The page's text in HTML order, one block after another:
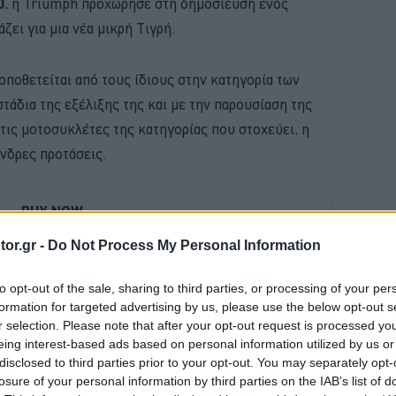
- Do Not Process My Personal Information
opt-out of the sale, sharing to third parties, or processing of your
for targeted advertising by us, please use the below opt-out
selection. Please note that after your opt-out request is processed
interest-based ads based on personal information utilized by us
to third parties prior to your opt-out. You may separately
of your personal information by third parties on the IAB’s list of
για μια νέα μικρή Τιγρή.
από τους ίδιους στην κατηγορία των
της εξέλιξης της και με την παρουσίαση της
μοτοσυκλέτες της κατηγορίας που στοχεύει, η
προτάσεις.
BUY NOW
ΚΑΥΣΑΕΡΙΩΝ; ΚΛΕΙΣΕ ΡΑΝΤΕΒΟΥ
ΕΛΕΓΧΟΣ ΓΙΑ ΤΟ ΑΥΤΟΚΙΝΗΤΟ
ΟΙΚΟΓΕΝΕΙΑΚΟ SUV ME 24.990 ΕΥΡΩ
JUNIOR ME 8 ΧΡΟΝΙΑ ΕΓΓΥΗΣΗ